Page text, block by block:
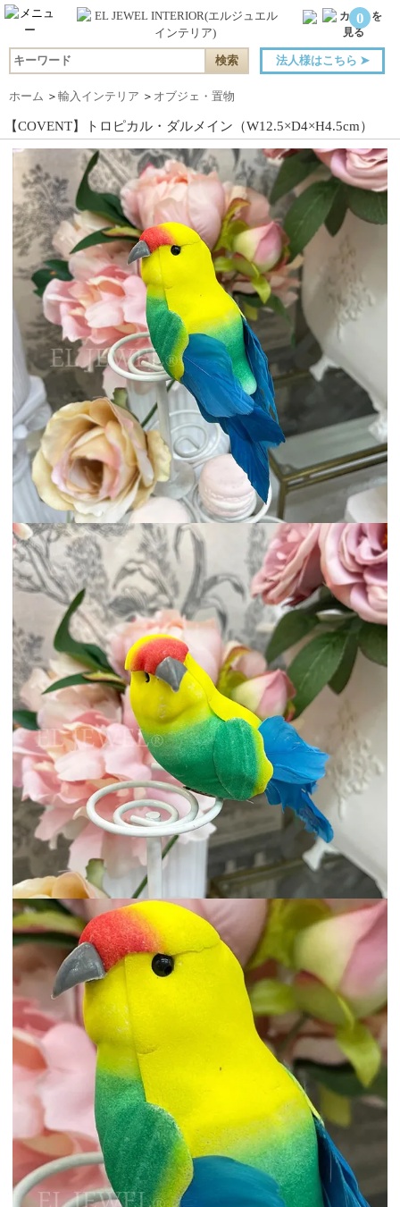
0
法人様はこちら ➤
ホーム ＞ 輸入インテリア ＞ オブジェ・置物
【COVENT】トロピカル・ダルメイン（W12.5×D4×H4.5cm）